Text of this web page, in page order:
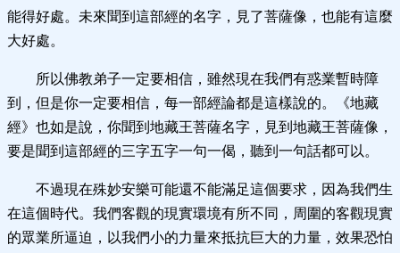
能得好處。未來聞到這部經的名字，見了菩薩像，也能有這麼
大好處。
所以佛教弟子一定要相信，雖然現在我們有惑業暫時障
到，但是你一定要相信，每一部經論都是這樣說的。《地藏
經》也如是說，你聞到地藏王菩薩名字，見到地藏王菩薩像，
要是聞到這部經的三字五字一句一偈，聽到一句話都可以。
不過現在殊妙安樂可能還不能滿足這個要求，因為我們生
在這個時代。我們客觀的現實環境有所不同，周圍的客觀現實
的眾業所逼迫，以我們小的力量來抵抗巨大的力量，效果恐怕